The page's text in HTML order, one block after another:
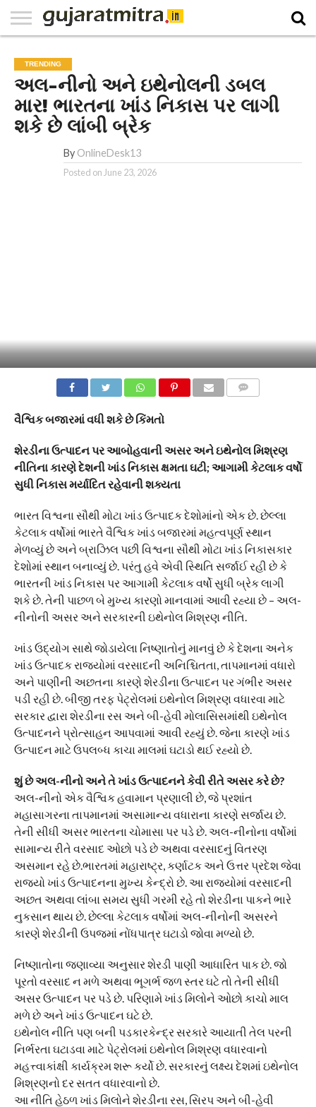
PAPER
NATIONAL
WORLD
BUSINESS
SPORTS
GUJARAT
OPINION
MORE
TRENDING
અલ-નીનો અને ઇથેનોલની ડબલ
માર! ભારતના ખાંડ નિકાસ પર લાગી
શકે છે લાંબી બ્રેક
By OnlineDesk13
Posted on June 23, 2026
વૈશ્વિક બજારમાં વધી શકે છે કિંમતો
શેરડીના ઉત્પાદન પર આબોહવાની અસર અને ઇથેનોલ મિશ્રણ
નીતિના કારણે દેશની ખાંડ નિકાસ ક્ષમતા ઘટી; આગામી કેટલાક વર્ષો
સુધી નિકાસ મર્યાદિત રહેવાની શક્યતા
ભારત વિશ્વના સૌથી મોટા ખાંડ ઉત્પાદક દેશોમાંનો એક છે. છેલ્લા
કેટલાક વર્ષોમાં ભારતે વૈશ્વિક ખાંડ બજારમાં મહત્વપૂર્ણ સ્થાન
મેળવ્યું છે અને બ્રાઝિલ પછી વિશ્વના સૌથી મોટા ખાંડ નિકાસકાર
દેશોમાં સ્થાન બનાવ્યું છે. પરંતુ હવે એવી સ્થિતિ સર્જાઈ રહી છે કે
ભારતની ખાંડ નિકાસ પર આગામી કેટલાક વર્ષો સુધી બ્રેક લાગી
શકે છે. તેની પાછળ બે મુખ્ય કારણો માનવામાં આવી રહ્યા છે – અલ-
નીનોની અસર અને સરકારની ઇથેનોલ મિશ્રણ નીતિ.
ખાંડ ઉદ્યોગ સાથે જોડાયેલા નિષ્ણાતોનું માનવું છે કે દેશના અનેક
ખાંડ ઉત્પાદક રાજ્યોમાં વરસાદની અનિશ્ચિતતા, તાપમાનમાં વધારો
અને પાણીની અછતના કારણે શેરડીના ઉત્પાદન પર ગંભીર અસર
પડી રહી છે. બીજી તરફ પેટ્રોલમાં ઇથેનોલ મિશ્રણ વધારવા માટે
સરકાર દ્વારા શેરડીના રસ અને બી-હેવી મોલાસિસમાંથી ઇથેનોલ
ઉત્પાદનને પ્રોત્સાહન આપવામાં આવી રહ્યું છે. જેના કારણે ખાંડ
ઉત્પાદન માટે ઉપલબ્ધ કાચા માલમાં ઘટાડો થઈ રહ્યો છે.
શું છે અલ-નીનો અને તે ખાંડ ઉત્પાદનને કેવી રીતે અસર કરે છે?
અલ-નીનો એક વૈશ્વિક હવામાન પ્રણાલી છે, જે પ્રશાંત
મહાસાગરના તાપમાનમાં અસામાન્ય વધારાના કારણે સર્જાય છે.
તેની સીધી અસર ભારતના ચોમાસા પર પડે છે. અલ-નીનોના વર્ષોમાં
સામાન્ય રીતે વરસાદ ઓછો પડે છે અથવા વરસાદનું વિતરણ
અસમાન રહે છે.ભારતમાં મહારાષ્ટ્ર, કર્ણાટક અને ઉત્તર પ્રદેશ જેવા
રાજ્યો ખાંડ ઉત્પાદનના મુખ્ય કેન્દ્રો છે. આ રાજ્યોમાં વરસાદની
અછત અથવા લાંબા સમય સુધી ગરમી રહે તો શેરડીના પાકને ભારે
નુકસાન થાય છે. છેલ્લા કેટલાક વર્ષોમાં અલ-નીનોની અસરને
કારણે શેરડીની ઉપજમાં નોંધપાત્ર ઘટાડો જોવા મળ્યો છે.
નિષ્ણાતોના જણાવ્યા અનુસાર શેરડી પાણી આધારિત પાક છે. જો
પૂરતો વરસાદ ન મળે અથવા ભૂગર્ભ જળ સ્તર ઘટે તો તેની સીધી
અસર ઉત્પાદન પર પડે છે. પરિણામે ખાંડ મિલોને ઓછો કાચો માલ
મળે છે અને ખાંડ ઉત્પાદન ઘટે છે.
ઇથેનોલ નીતિ પણ બની પડકારકેન્દ્ર સરકારે આયાતી તેલ પરની
નિર્ભરતા ઘટાડવા માટે પેટ્રોલમાં ઇથેનોલ મિશ્રણ વધારવાનો
મહત્ત્વાકાંક્ષી કાર્યક્રમ શરૂ કર્યો છે. સરકારનું લક્ષ્ય દેશમાં ઇથેનોલ
મિશ્રણનો દર સતત વધારવાનો છે.
આ નીતિ હેઠળ ખાંડ મિલોને શેરડીના રસ, સિરપ અને બી-હેવી